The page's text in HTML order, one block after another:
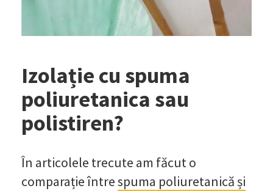
Izolație cu spuma
poliuretanica sau
polistiren?
În articolele trecute am făcut o
comparație întrespuma poliuretanică și